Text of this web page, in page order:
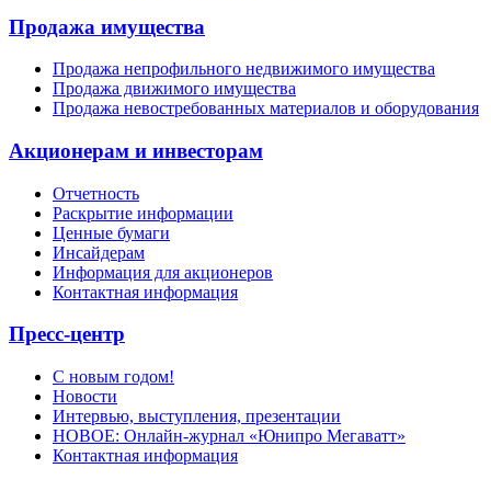
Продажа имущества
Продажа непрофильного недвижимого имущества
Продажа движимого имущества
Продажа невостребованных материалов и оборудования
Акционерам и инвесторам
Отчетность
Раскрытие информации
Ценные бумаги
Инсайдерам
Информация для акционеров
Контактная информация
Пресс-центр
С новым годом!
Новости
Интервью, выступления, презентации
НОВОЕ: Онлайн-журнал «Юнипро Мегаватт»
Контактная информация